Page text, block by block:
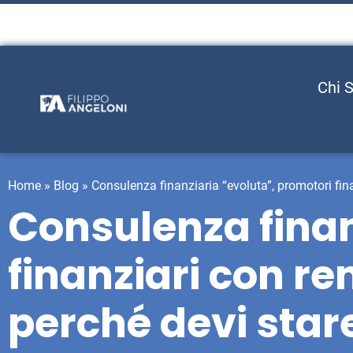
Chi
Home » Blog » Consulenza finanziaria “evoluta”, promotori
Consulenza
finanziari con
perché devi